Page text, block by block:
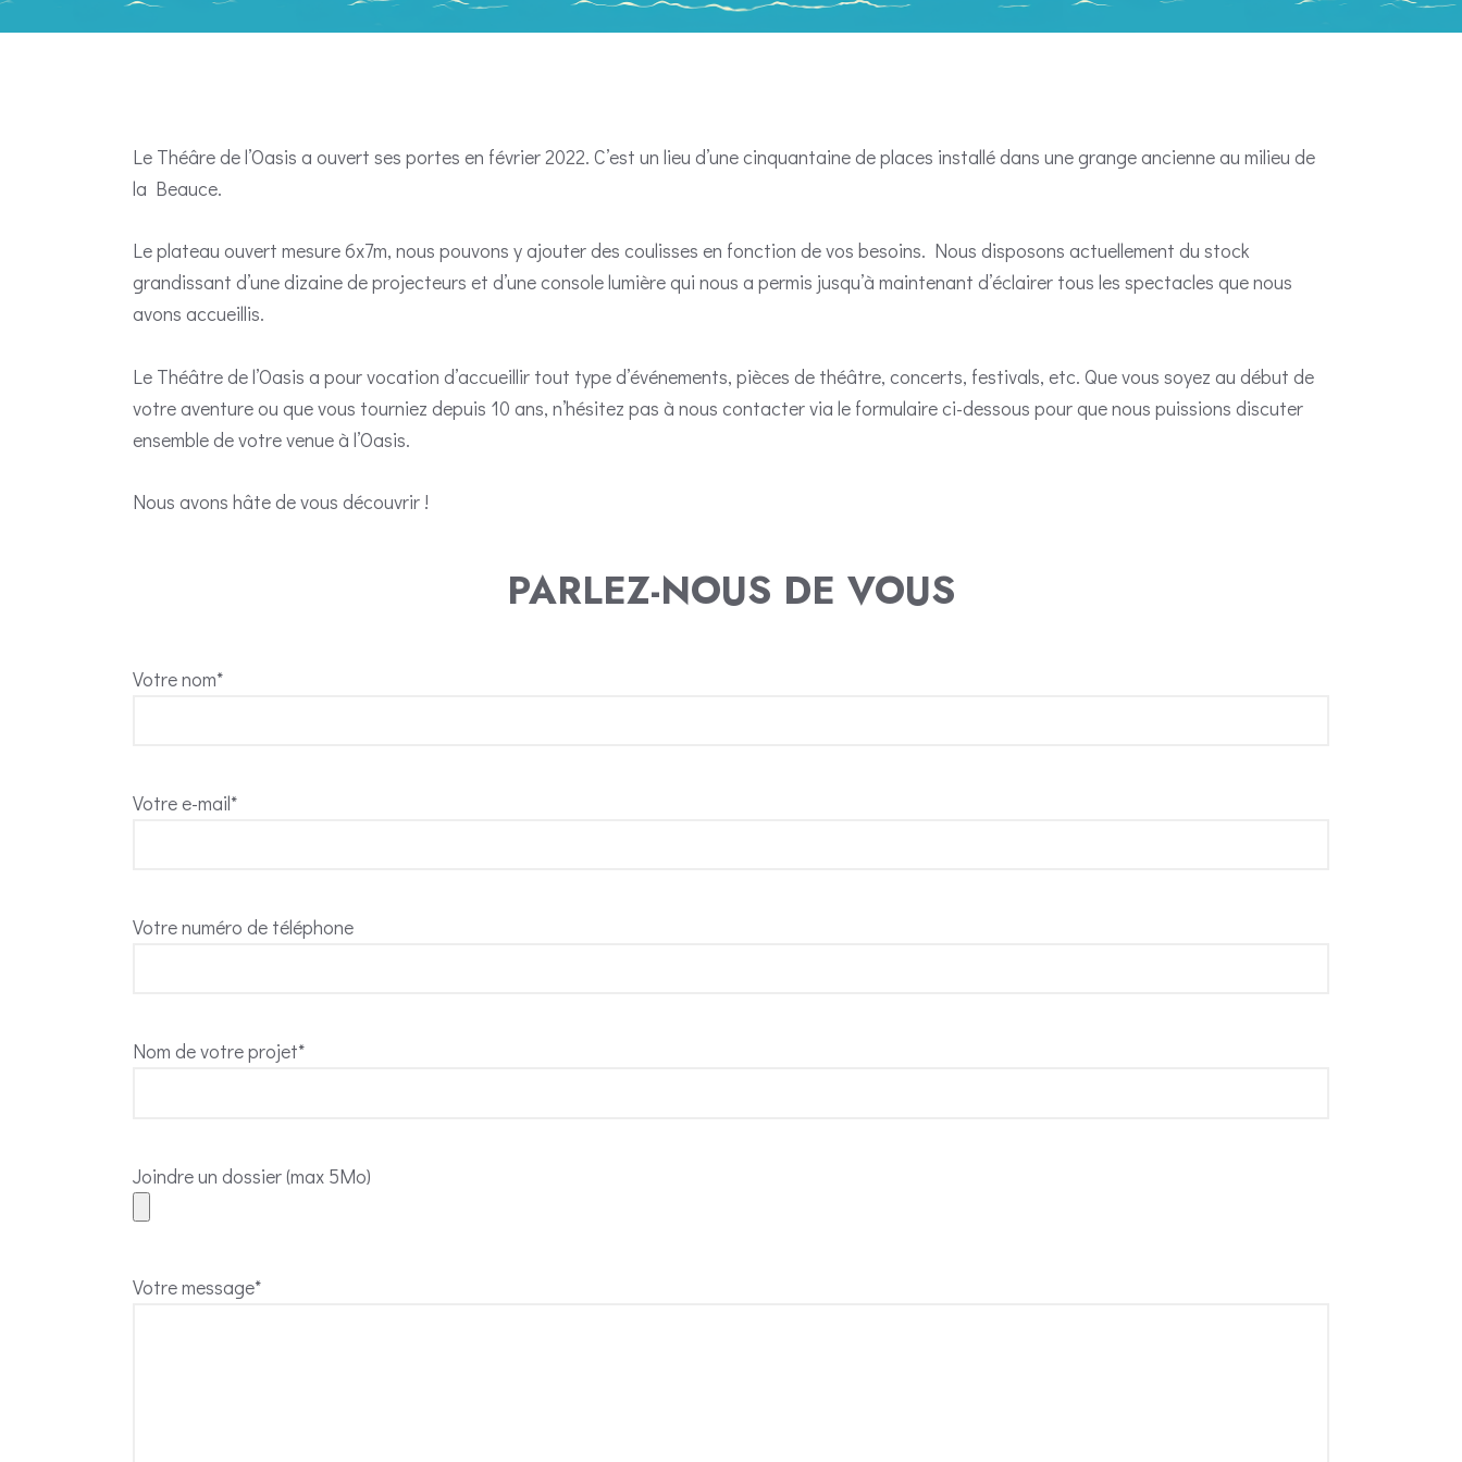
Le Théâre de l’Oasis a ouvert ses portes en février 2022. C’est un lieu d’une cinquantaine de places installé dans une grange ancienne au milieu de
la Beauce.
Le plateau ouvert mesure 6x7m, nous pouvons y ajouter des coulisses en fonction de vos besoins. Nous disposons actuellement du stock
grandissant d’une dizaine de projecteurs et d’une console lumière qui nous a permis jusqu’à maintenant d’éclairer tous les spectacles que nous
avons accueillis.
Le Théâtre de l’Oasis a pour vocation d’accueillir tout type d’événements, pièces de théâtre, concerts, festivals, etc. Que vous soyez au début de
votre aventure ou que vous tourniez depuis 10 ans, n’hésitez pas à nous contacter via le formulaire ci-dessous pour que nous puissions discuter
ensemble de votre venue à l’Oasis.
Nous avons hâte de vous découvrir !
PARLEZ-NOUS DE VOUS
Votre nom*
Votre e-mail*
Votre numéro de téléphone
Nom de votre projet*
Joindre un dossier (max 5Mo)
Votre message*